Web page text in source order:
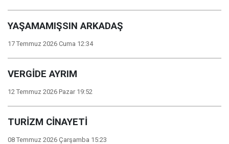
YAŞAMAMIŞSIN ARKADAŞ
17 Temmuz 2026 Cuma 12:34
VERGİDE AYRIM
12 Temmuz 2026 Pazar 19:52
TURİZM CİNAYETİ
08 Temmuz 2026 Çarşamba 15:23